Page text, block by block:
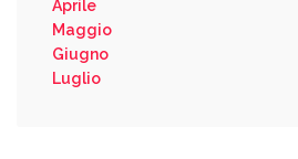
Aprile
Maggio
Giugno
Luglio